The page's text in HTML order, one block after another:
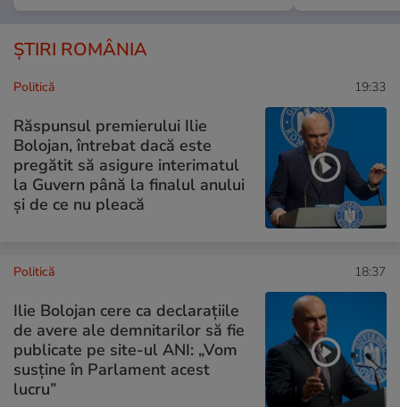
ȘTIRI ROMÂNIA
Politică 19:33
Răspunsul premierului Ilie
Bolojan, întrebat dacă este
pregătit să asigure interimatul
la Guvern până la finalul anului
și de ce nu pleacă
Politică 18:37
Ilie Bolojan cere ca declarațiile
de avere ale demnitarilor să fie
publicate pe site-ul ANI: „Vom
susține în Parlament acest
lucru”